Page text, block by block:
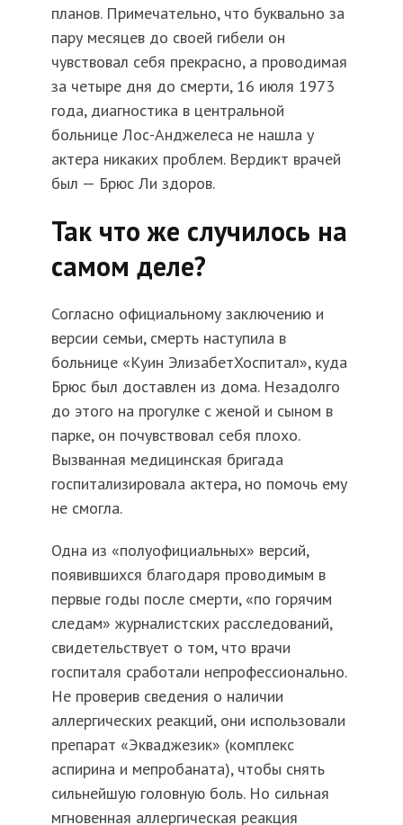
планов. Примечательно, что буквально за
пару месяцев до своей гибели он
чувствовал себя прекрасно, а проводимая
за четыре дня до смерти, 16 июля 1973
года, диагностика в центральной
больнице Лос-Анджелеса не нашла у
актера никаких проблем. Вердикт врачей
был — Брюс Ли здоров.
Так что же случилось на
самом деле?
Согласно официальному заключению и
версии семьи, смерть наступила в
больнице «Куин ЭлизабетХоспитал», куда
Брюс был доставлен из дома. Незадолго
до этого на прогулке с женой и сыном в
парке, он почувствовал себя плохо.
Вызванная медицинская бригада
госпитализировала актера, но помочь ему
не смогла.
Одна из «полуофициальных» версий,
появившихся благодаря проводимым в
первые годы после смерти, «по горячим
следам» журналистских расследований,
свидетельствует о том, что врачи
госпиталя сработали непрофессионально.
Не проверив сведения о наличии
аллергических реакций, они использовали
препарат «Экваджезик» (комплекс
аспирина и мепробаната), чтобы снять
сильнейшую головную боль. Но сильная
мгновенная аллергическая реакция